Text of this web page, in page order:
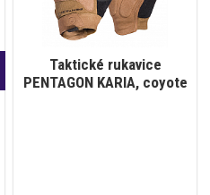
Taktické rukavice
PENTAGON KARIA, coyote